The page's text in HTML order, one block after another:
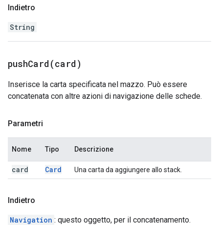
Indietro
String
pushCard(card)
Inserisce la carta specificata nel mazzo. Può essere
concatenata con altre azioni di navigazione delle schede.
Parametri
Nome Tipo Descrizione
card Card Una carta da aggiungere allo stack.
Indietro
Navigation : questo oggetto, per il concatenamento.